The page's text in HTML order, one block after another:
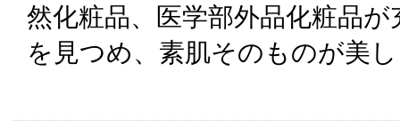
然化粧品、医学部外品化粧品
を見つめ、素肌そのものが美